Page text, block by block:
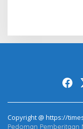
Copyright @ https://
Pedoman Pemberitaan